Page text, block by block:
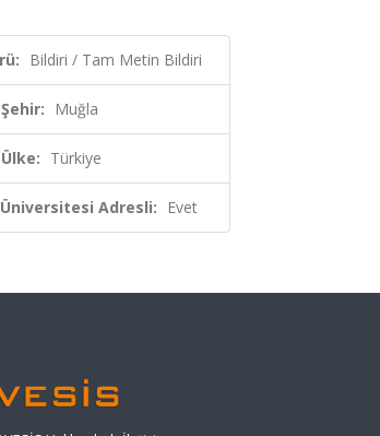
Bildiri / Tam Metin Bildiri
Şehir: Muğla
Ülke: Türkiye
Adresli: Evet